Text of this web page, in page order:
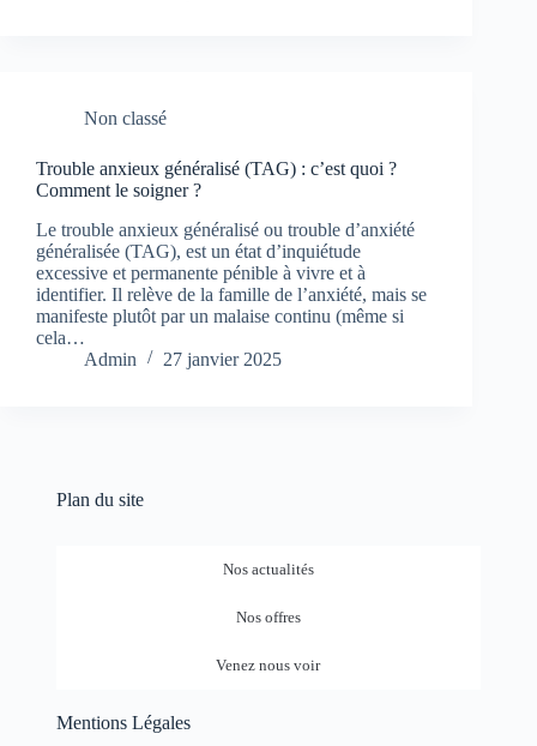
Non classé
Trouble anxieux généralisé (TAG) : c’est quoi ?
Comment le soigner ?
Le trouble anxieux généralisé ou trouble d’anxiété
généralisée (TAG), est un état d’inquiétude
excessive et permanente pénible à vivre et à
identifier. Il relève de la famille de l’anxiété, mais se
manifeste plutôt par un malaise continu (même si
cela…
Admin
27 janvier 2025
Plan du site
Nos actualités
Nos offres
Venez nous voir
Mentions Légales